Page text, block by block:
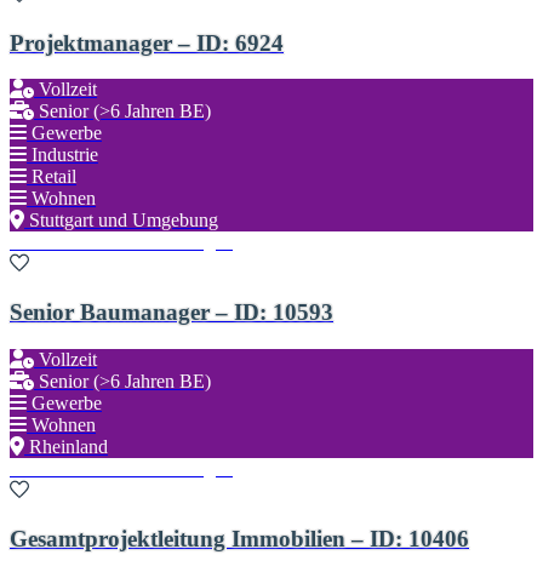
Projektmanager – ID: 6924
Vollzeit
Senior (>6 Jahren BE)
Gewerbe
Industrie
Retail
Wohnen
Stuttgart und Umgebung
Senior Baumanager – ID: 10593
Vollzeit
Senior (>6 Jahren BE)
Gewerbe
Wohnen
Rheinland
Gesamtprojektleitung Immobilien – ID: 10406